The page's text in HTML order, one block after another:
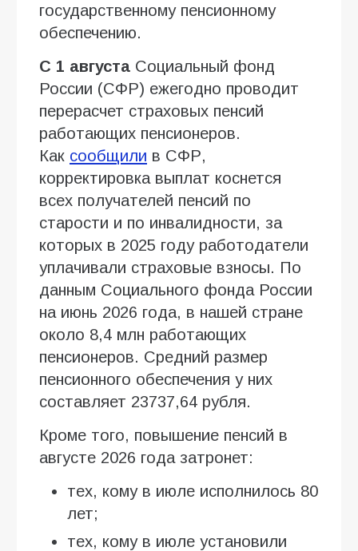
государственному пенсионному
обеспечению.
С 1 августа Социальный фонд
России (СФР) ежегодно проводит
перерасчет страховых пенсий
работающих пенсионеров.
Как сообщили в СФР,
корректировка выплат коснется
всех получателей пенсий по
старости и по инвалидности, за
которых в 2025 году работодатели
уплачивали страховые взносы. По
данным Социального фонда России
на июнь 2026 года, в нашей стране
около 8,4 млн работающих
пенсионеров. Средний размер
пенсионного обеспечения у них
составляет 23737,64 рубля.
Кроме того, повышение пенсий в
августе 2026 года затронет:
тех, кому в июле исполнилось 80
лет;
тех, кому в июле установили